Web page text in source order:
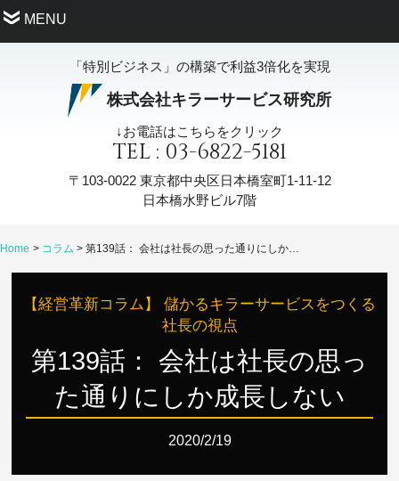
MENU
「特別ビジネス」の構築で利益3倍化を実現
株式会社キラーサービス研究所
↓お電話はこちらをクリック
TEL : 03-6822-5181
〒103-0022東京都中央区日本橋室町1-11-12
日本橋水野ビル7階
Home コラム 第139話： 会社は社長の思った通りにしか成長しない
【経営革新コラム】 儲かるキラーサービスをつくる
社長の視点
第139話： 会社は社長の思っ
た通りにしか成長しない
2020/2/19